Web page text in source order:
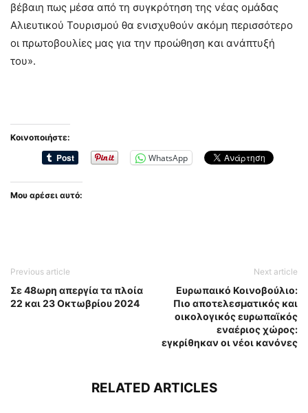
βέβαιη πως μέσα από τη συγκρότηση της νέας ομάδας
Αλιευτικού Τουρισμού θα ενισχυθούν ακόμη περισσότερο
οι πρωτοβουλίες μας για την προώθηση και ανάπτυξή
του».
Κοινοποιήστε:
WhatsApp
Μου αρέσει αυτό:
Previous article
Σε 48ωρη απεργία τα πλοία
22 και 23 Οκτωβρίου 2024
Next article
Ευρωπαικό Κοινοβούλιο:
Πιο αποτελεσματικός και
οικολογικός ευρωπαϊκός
εναέριος χώρος:
εγκρίθηκαν οι νέοι κανόνες
RELATED ARTICLES